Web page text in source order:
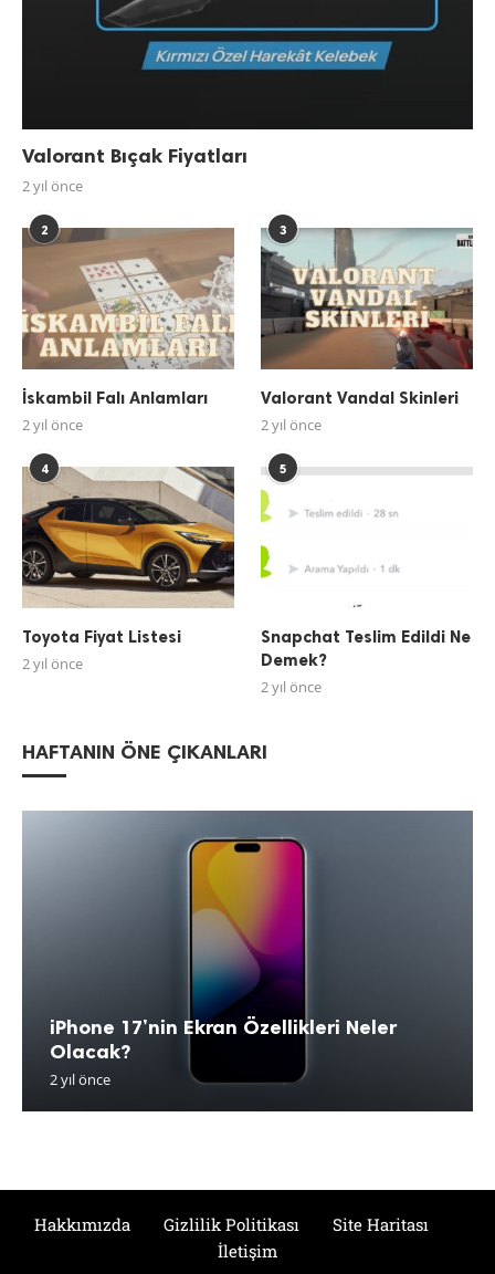
Valorant Bıçak Fiyatları
2 yıl önce
2
İskambil Falı Anlamları
2 yıl önce
3
Valorant Vandal Skinleri
2 yıl önce
4
Toyota Fiyat Listesi
2 yıl önce
5
Snapchat Teslim Edildi Ne
Demek?
2 yıl önce
HAFTANIN ÖNE ÇIKANLARI
iPhone 17’nin Ekran Özellikleri Neler
Olacak?
2 yıl önce
Hakkımızda Gizlilik Politikası
Site Haritası
İletişim